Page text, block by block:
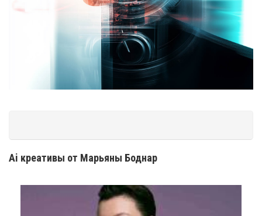
Ai креативы от Марьяны Боднар